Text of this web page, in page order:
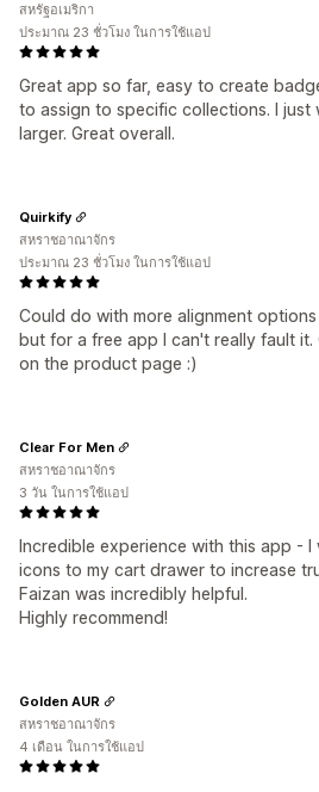
Great app so far, easy to create
to assign to specific collections. I just
larger. Great overall.
สหรัฐอเมริกา
ประมาณ 23 ชั่วโมง ในการใช้แอป
Could do with more alignment
but for a free app I can't really fault it.
on the product page :)
Quirkify
สหราชอาณาจักร
ประมาณ 23 ชั่วโมง ในการใช้แอป
Incredible experience with this app -
icons to my cart drawer to increase
Faizan was incredibly helpful.
Highly recommend!
Clear For Men
สหราชอาณาจักร
3 วัน ในการใช้แอป
Golden AUR
สหราชอาณาจักร
4 เดือน ในการใช้แอป